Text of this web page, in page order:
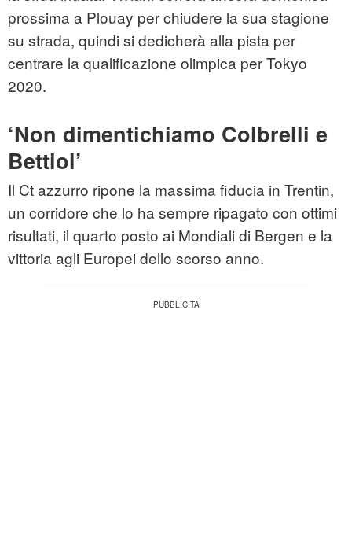
prossima a Plouay per chiudere la sua stagione
su strada, quindi si dedicherà alla pista per
centrare la qualificazione olimpica per Tokyo
2020.
‘Non dimentichiamo Colbrelli e
Bettiol’
Il Ct azzurro ripone la massima fiducia in Trentin,
un corridore che lo ha sempre ripagato con ottimi
risultati, il quarto posto ai Mondiali di Bergen e la
vittoria agli Europei dello scorso anno.